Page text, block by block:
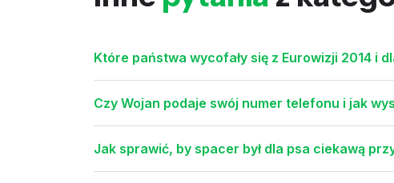
Które państwa wycofały się z Eurowizji 2014 i
Czy Wojan podaje swój numer telefonu i jak
Jak sprawić, by spacer był dla psa ciekawą